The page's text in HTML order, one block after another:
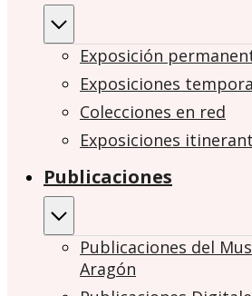
Exposición
Exposiciones
Colecciones en red
Exposiciones
Publicaciones
Publicaciones del
Aragón